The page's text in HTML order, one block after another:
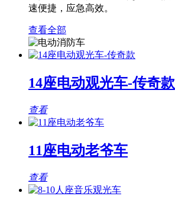
速便捷，应急高效。
查看全部
14座电动观光车-传奇款
查看
11座电动老爷车
查看